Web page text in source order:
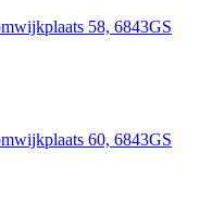
58, 6843GS
60, 6843GS